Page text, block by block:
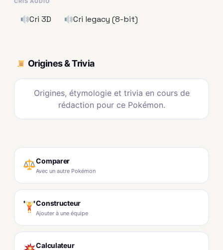
Cri 3D Cri legacy (8-bit)
Origines & Trivia
Origines, étymologie et trivia en cours de
rédaction pour ce Pokémon.
Comparer
Avec un autre Pokémon
Constructeur
Ajouter à une équipe
Calculateur